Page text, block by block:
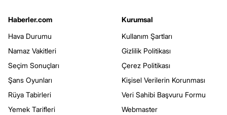
Haberler.com
Hava Durumu
Namaz Vakitleri
Seçim Sonuçları
Şans Oyunları
Rüya Tabirleri
Yemek Tarifleri
Kurumsal
Kullanım Şartları
Gizlilik Politikası
Çerez Politikası
Kişisel Verilerin Korunması
Veri Sahibi Başvuru Formu
Webmaster